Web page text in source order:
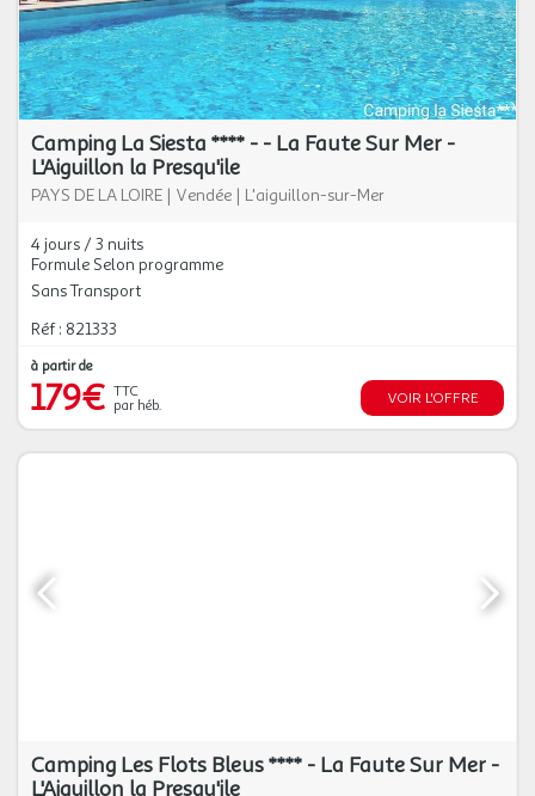
Camping La Siesta **** - - La Faute Sur Mer -
L'Aiguillon la Presqu'ile
PAYS DE LA LOIRE | Vendée | L'aiguillon-sur-Mer
4 jours / 3 nuits
Formule Selon programme
Sans Transport
Réf : 821333
à partir de
179€ TTC
par héb.
VOIR L'OFFRE
Camping Les Flots Bleus **** - La Faute Sur Mer -
L'Aiguillon la Presqu'ile